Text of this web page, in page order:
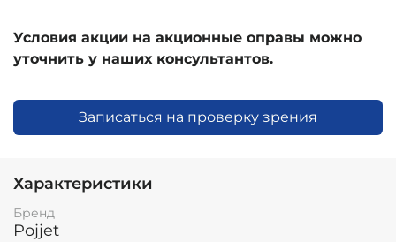
Условия акции на акционные оправы можно
уточнить у наших консультантов.
Записаться на проверку зрения
Характеристики
Бренд
Pojjet